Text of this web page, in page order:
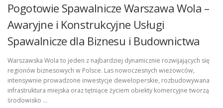
Pogotowie Spawalnicze Warszawa Wola –
Awaryjne i Konstrukcyjne Usługi
Spawalnicze dla Biznesu i Budownictwa
Warszawska Wola to jeden z najbardziej dynamicznie rozwijających się
regionów biznesowych w Polsce. Las nowoczesnych wieżowców,
intensywnie prowadzone inwestycje deweloperskie, rozbudowywana
infrastruktura miejska oraz tętniące życiem obiekty komercyjne tworzą
środowisko …